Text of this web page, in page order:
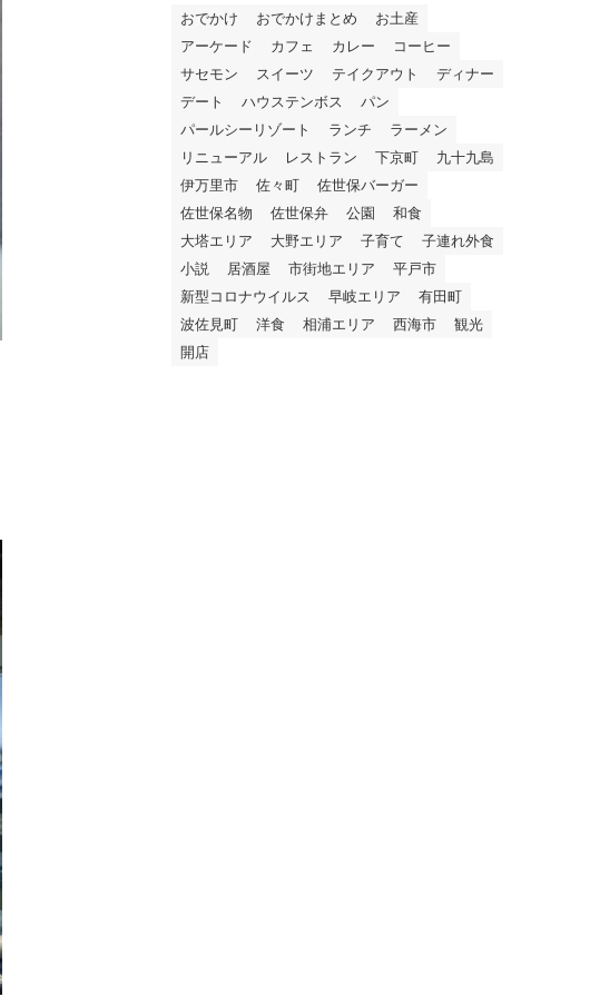
おでかけ おでかけまとめ
お土産
アーケード
カフェ カレー
コーヒー
サセモン
スイーツ テイクアウト
ディナー
デート
ハウステンボス
パン
パールシーリゾート
ランチ
ラーメン
リニューアル
レストラン 下京町
九十九島
伊万里市
佐々町
佐世保バーガー
佐世保名物
佐世保弁 公園
和食
大塔エリア
大野エリア 子育て
子連れ外食
小説
居酒屋 市街地エリア
平戸市
新型コロナウイルス
早岐エリア
有田町
波佐見町
洋食 相浦エリア 西海市
観光
開店